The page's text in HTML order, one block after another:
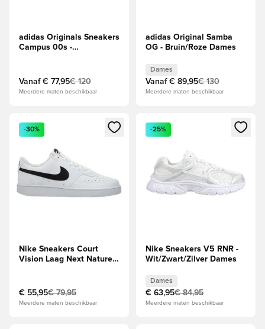
adidas Originals Sneakers
Campus 00s -
Vanaf € 77,95€ 120
Meerdere maten beschikbaar
adidas Original Samba
OG - Bruin/Roze Dames
Dames
Vanaf € 89,95€ 130
Meerdere maten beschikbaar
Opent een venster om in te loggen of je aan te melden als
-30%
Nike Sneakers Court
Vision Laag Next Nature -
€ 55,95€ 79,95
Meerdere maten beschikbaar
Opent een venster om in te
-25%
Nike Sneakers V5 RNR -
Wit/Zwart/Zilver Dames
Dames
€ 63,95€ 84,95
Meerdere maten beschikbaar